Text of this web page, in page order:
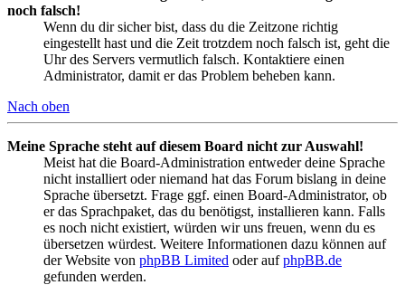
noch falsch!
Wenn du dir sicher bist, dass du die Zeitzone richtig
eingestellt hast und die Zeit trotzdem noch falsch ist, geht die
Uhr des Servers vermutlich falsch. Kontaktiere einen
Administrator, damit er das Problem beheben kann.
Nach oben
Meine Sprache steht auf diesem Board nicht zur Auswahl!
Meist hat die Board-Administration entweder deine Sprache
nicht installiert oder niemand hat das Forum bislang in deine
Sprache übersetzt. Frage ggf. einen Board-Administrator, ob
er das Sprachpaket, das du benötigst, installieren kann. Falls
es noch nicht existiert, würden wir uns freuen, wenn du es
übersetzen würdest. Weitere Informationen dazu können auf
der Website von phpBB Limited oder aufphpBB.de
gefunden werden.